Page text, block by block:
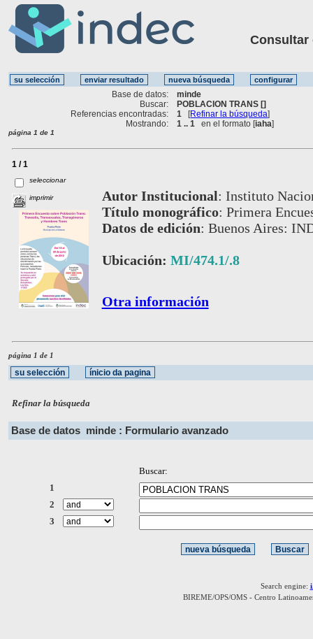
Consultar
Base de datos:
minde
Buscar:
POBLACION TRANS []
Referencias encontradas:
1 [Refinar la búsqueda]
Mostrando:
1 .. 1 en el formato [iaha]
página 1 de 1
1 / 1
seleccionar
imprimir Autor Institucional: Instituto
Título monográfico: Primera
Datos de edición: Buenos Aires:
Ubicación: MI/474.1/.8
Otra información
página 1 de 1
Refinar la búsqueda
Base de datos minde : Formulario avanzado
Buscar:
1
2
3
Search engine:
BIREME/OPS/OMS - Centro